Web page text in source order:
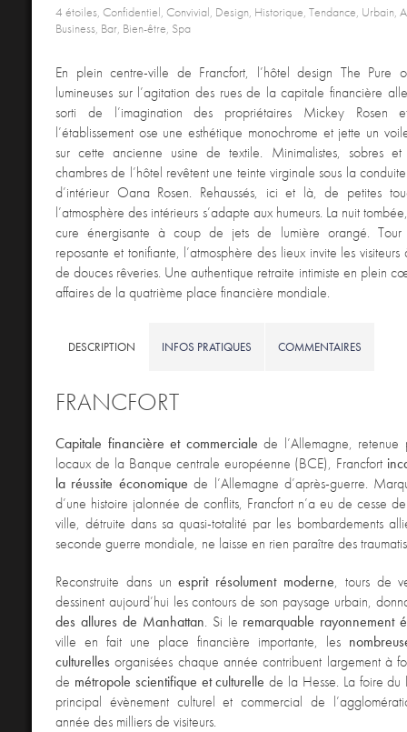
4 étoiles, Confidentiel, Convivial, Design, Historique, Tendance, Urbain,
Business, Bar, Bien-être, Spa
En plein centre-ville de Francfort, l’hôtel design The Pure
lumineuses sur l’agitation des rues de la capitale financière
sorti de l’imagination des propriétaires Mickey Rosen
l’établissement ose une esthétique monochrome et jette un
sur cette ancienne usine de textile. Minimalistes, sobres
chambres de l’hôtel revêtent une teinte virginale sous la
d’intérieur Oana Rosen. Rehaussés, ici et là, de petites
l’atmosphère des intérieurs s’adapte aux humeurs. La nuit
cure énergisante à coup de jets de lumière orangé.
reposante et tonifiante, l’atmosphère des lieux invite les
de douces rêveries. Une authentique retraite intimiste en plein
affaires de la quatrième place financière mondiale.
DESCRIPTION INFOS PRATIQUES COMMENTAIRES
FRANCFORT
Capitale financière et commerciale de l’Allemagne,
locaux de la Banque centrale européenne (BCE), Francfort
la réussite économique de l’Allemagne d’après-guerre.
d’une histoire jalonnée de conflits, Francfort n’a eu de cesse
ville, détruite dans sa quasi-totalité par les bombardements
seconde guerre mondiale, ne laisse en rien paraître des
Reconstruite dans unesprit résolument moderne, tours de
dessinent aujourd’hui les contours de son paysage urbain,
des allures de Manhattan. Si le remarquable rayonnement
ville en fait une place financière importante, les
culturelles organisées chaque année contribuent largement à
de métropole scientifique et culturelle de la Hesse. La foire du
principal évènement culturel et commercial de
année des milliers de visiteurs.